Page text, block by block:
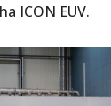
ICON EUV.